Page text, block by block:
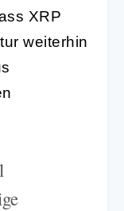
XRP
weiterhin